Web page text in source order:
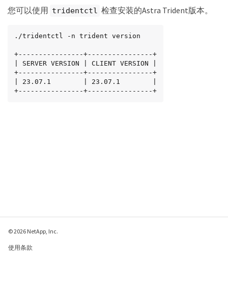
您可以使用 tridentctl 检查安装的Astra Trident版本。
./tridentctl -n trident version
+----------------+----------------+
| SERVER VERSION | CLIENT VERSION |
+----------------+----------------+
| 23.07.1        | 23.07.1        |
+----------------+----------------+
© 2026 NetApp, Inc.
使用条款